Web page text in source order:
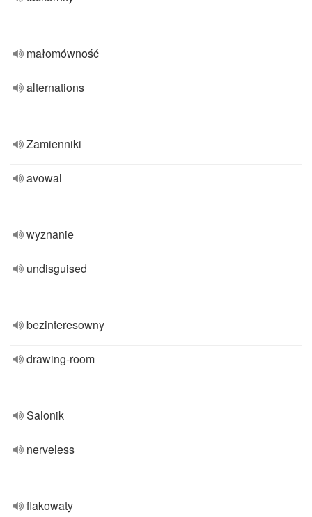
małomówność
alternations
Zamienniki
avowal
wyznanie
undisguised
bezinteresowny
drawing-room
Salonik
nerveless
flakowaty